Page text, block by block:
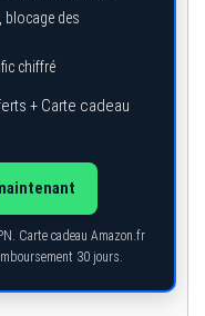
blocage des
chiffré
+ Carte cadeau
Carte cadeau Amazon.fr
30 jours.